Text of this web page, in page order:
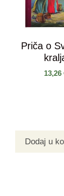
Priča o
13,26
Dodaj u